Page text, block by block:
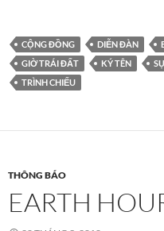
CỘNG ĐỒNG DIỄN ĐÀN
GIỜ TRÁI ĐẤT
KÝ TÊN
TRÌNH CHIẾU
THÔNG BÁO
EARTH